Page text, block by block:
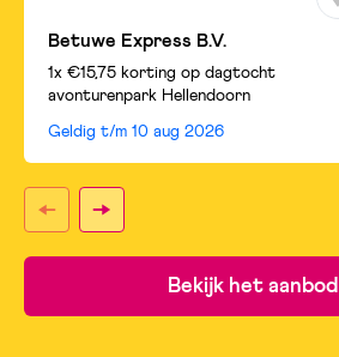
Betuwe Express B.V.
1x €15,75 korting op dagtocht
avonturenpark Hellendoorn
Geldig t/m 10 aug 2026
Bekijk het aanbod